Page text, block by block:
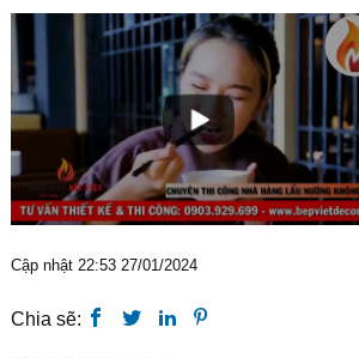
Cập nhật 22:53 27/01/2024
Chia sẽ: